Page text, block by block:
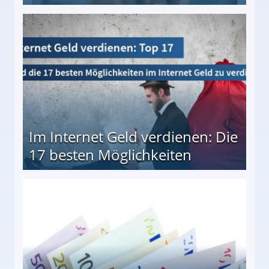
besten Möglichkeiten
Im Internet Geld verdienen: Die
17 besten Möglichkeiten